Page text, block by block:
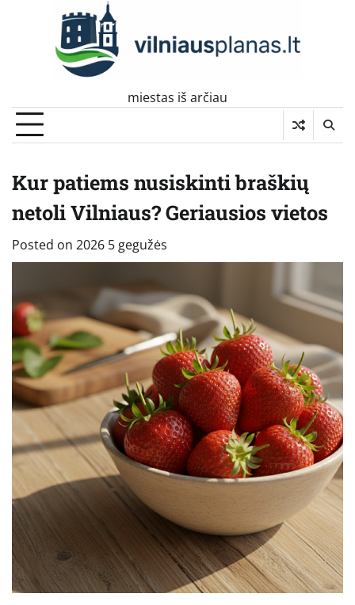
miestas iš arčiau
Kur patiems nusiskinti braškių
netoli Vilniaus? Geriausios vietos
Posted on 2026 5 gegužės